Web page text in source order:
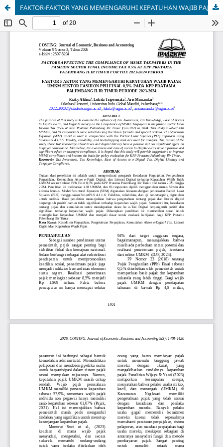
FAKTOR-FAKTOR YANG MEMENGARUHI KEPATUHAN WAJIB PAJAK UMKM SEKTOR FASHION PPH FINAL 0,5% PADA KPP PRATAMA PALEMBANG ILIR TIMUR PERIODE 2023-2024